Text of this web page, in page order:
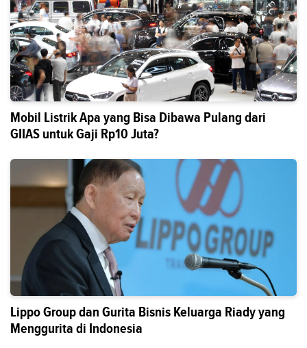
Mobil Listrik Apa yang Bisa Dibawa Pulang dari
GIIAS untuk Gaji Rp10 Juta?
Lippo Group dan Gurita Bisnis Keluarga Riady yang
Menggurita di Indonesia